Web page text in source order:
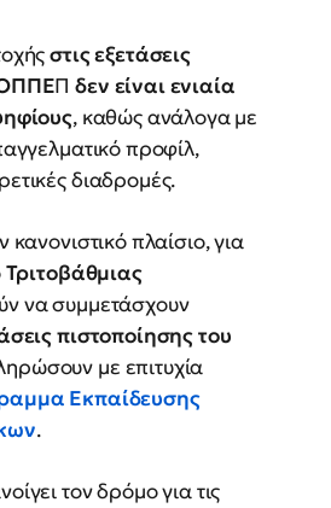
στις εξετάσεις
Πδεν είναι ενιαία
, καθώς ανάλογα με
προφίλ,
διαδρομές.
πλαίσιο, για
Τριτοβάθμιας
να συμμετάσχουν
πιστοποίησης του
με επιτυχία
Εκπαίδευσης
.
τον δρόμο για τις